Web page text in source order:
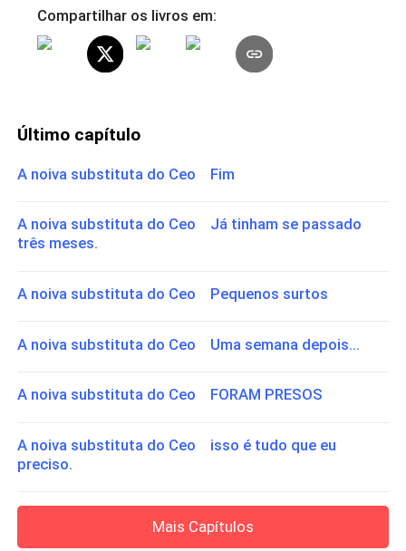
Compartilhar os livros em:
Último capítulo
A noiva substituta do Ceo Fim
A noiva substituta do Ceo Já tinham se passado
três meses.
A noiva substituta do Ceo Pequenos surtos
A noiva substituta do Ceo Uma semana depois...
A noiva substituta do Ceo FORAM PRESOS
A noiva substituta do Ceo isso é tudo que eu
preciso.
Mais Capítulos